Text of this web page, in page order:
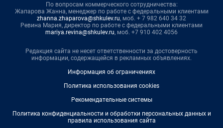
По вопросам коммерческого сотрудничества:
Жапарова Жанна, менеджер по работе с федеральными клиентами
zhanna.zhaparova@shkulev.ru, моб. + 7 982 640 34 32
Ревина Мария, директор по работе с федеральными клиентами
mariya.revina@shkulev.ru, моб. +7 910 402 4056
Редакция сайта не несет ответственности за достоверность
информации, содержащейся в рекламных объявлениях.
Информация об ограничениях
Политика использования cookies
Рекомендательные системы
Политика конфиденциальности и обработки персональных данных и
правила использования сайта